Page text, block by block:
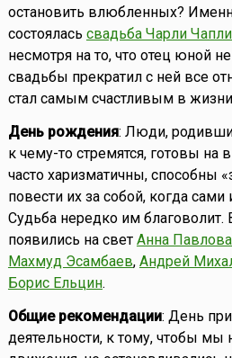
остановить влюбленных?
состоялась свадьба Чарли
несмотря на то, что отец юной
свадьбы прекратил с ней все
стал самым счастливым в
День рождения: Люди,
к чему-то стремятся, готовы на
часто харизматичны, способны
повести их за собой, когда сами
Судьба нередко им благоволит.
появились на свет Анна Павлова
Махмуд Эсамбаев, Андрей
Борис Ельцин.
Общие рекомендации: День
деятельности, к тому, чтобы мы